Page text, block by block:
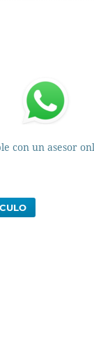
con un asesor